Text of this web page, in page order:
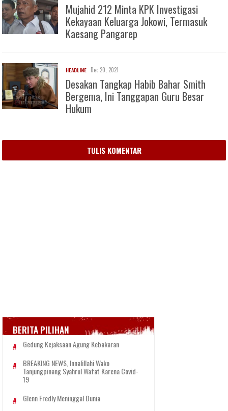
Mujahid 212 Minta KPK Investigasi
Kekayaan Keluarga Jokowi, Termasuk
Kaesang Pangarep
HEADLINE Dec 20, 2021
Desakan Tangkap Habib Bahar Smith
Bergema, Ini Tanggapan Guru Besar
Hukum
TULIS KOMENTAR
BERITA PILIHAN
Gedung Kejaksaan Agung Kebakaran
BREAKING NEWS, Innalillahi Wako
Tanjungpinang Syahrul Wafat Karena Covid-
19
Glenn Fredly Meninggal Dunia